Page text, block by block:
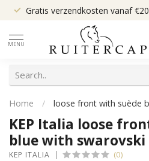
Gratis verzendkosten vanaf
MENU
Home / loose front with suède
KEP Italia loose
blue with swarovski
KEP ITALIA (0)